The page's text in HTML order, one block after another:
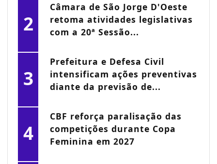
2
Câmara de São Jorge D'Oeste
retoma atividades legislativas
com a 20ª Sessão...
3
Prefeitura e Defesa Civil
intensificam ações preventivas
diante da previsão de...
4
CBF reforça paralisação das
competições durante Copa
Feminina em 2027